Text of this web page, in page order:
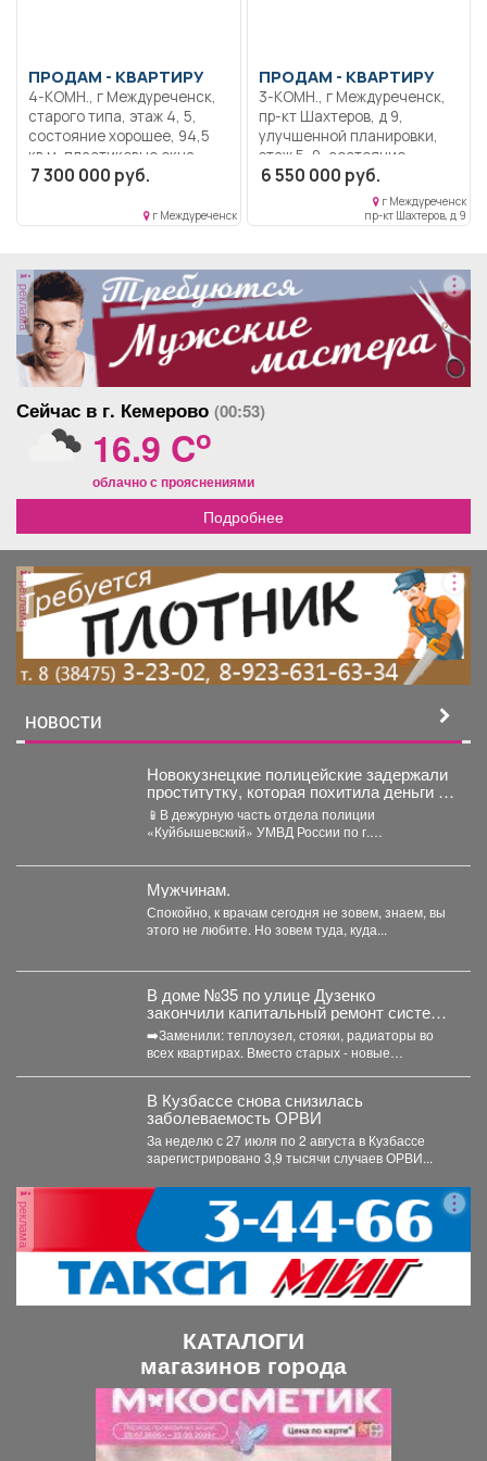
ПРОДАМ - КВАРТИРУ
4-КОМН., г Междуреченск,
старого типа, этаж 4, 5,
состояние хорошее, 94,5
кв.м, пластиковые окна,
новая сантехника, угловая,
Фото позже сброшу.
7 300 000 руб.
г Междуреченск
ПРОДАМ - КВАРТИРУ
3-КОМН., г Междуреченск,
пр-кт Шахтеров, д 9,
улучшенной планировки,
этаж 5, 9, состояние
хорошее, 65,1 кв.м,
пластиковые окна, новая
сантехника, без
квартире была заменена
вся электропроводка на
усиленную, медную.
Заменены все трубы и
батареи. Удобное
расположение, развитая
инфраструктура, школа,
детский сад, остановка,
техникой. Торг
присутствует.
6 550 000 руб.
г Междуреченск
пр-кт Шахтеров, д 9
реклама
Сейчас в г. Кемерово (00:53)
16.9 Co
облачно с прояснениями
Подробнее
реклама
НОВОСТИ
Новокузнецкие полицейские задержали
проститутку, которая похитила деньги у
клиента
📱В дежурную часть отдела полиции
«Куйбышевский» УМВД России по г.
житель....
Мужчинам.
Спокойно, к врачам сегодня не зовем, знаем, вы
этого не любите. Но зовем туда, куда...
В доме №35 по улице Дузенко
закончили капитальный ремонт системы
отопления.
➡️Заменили: теплоузел, стояки, радиаторы во
всех квартирах. Вместо старых - новые
В Кузбассе снова снизилась
заболеваемость ОРВИ
За неделю с 27 июля по 2 августа в Кузбассе
зарегистрировано 3,9 тысячи случаев ОРВИ...
реклама
КАТАЛОГИ
магазинов города